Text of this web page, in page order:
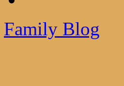
Family Blog